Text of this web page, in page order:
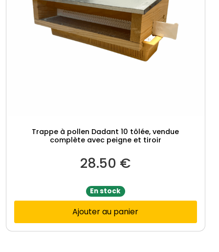
Trappe à pollen Dadant 10 tôlée, vendue
complète avec peigne et tiroir
28.50 €
En stock
Ajouter au panier